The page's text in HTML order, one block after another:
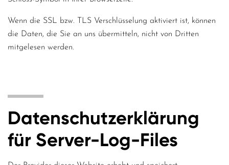
Wenn die SSL bzw. TLS Verschlüsselung aktiviert ist, können
die Daten, die Sie an uns übermitteln, nicht von Dritten
mitgelesen werden.
Datenschutzerklärung
für Server-Log-Files